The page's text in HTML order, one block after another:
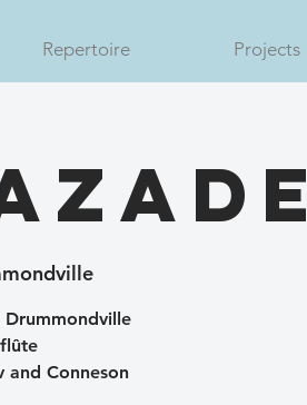
Repertoire Projects
and Conneson